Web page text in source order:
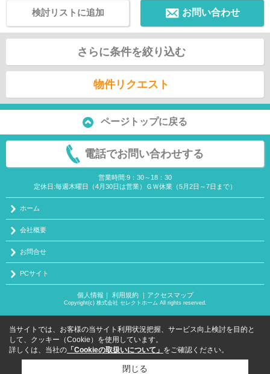
お問い合わせ
検討リストに追加
さらに条件を絞り込む
物件リクエスト
ページトップに戻る
電話でお問い合わせする
営業時間:9：30～18：30
定休日:毎週木曜日（4月30日は営業）ＧＷ休業（5月2日～7日まで）
ホーム
会社概要
お問合せ
PCサイト
個人情報 ｜ 利用規約｜ アクセスマップ
Copyright(c) 株式会社 セレクトホーム All rights reserved.
当サイトでは、お客様の当サイト利用状況把握、サービス向上検討を目的と
して、クッキー（Cookie）を使用しています。
詳しくは、当社の 「Cookieの取扱いについて」 をご確認ください。
閉じる